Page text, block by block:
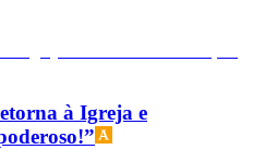
à Igreja e